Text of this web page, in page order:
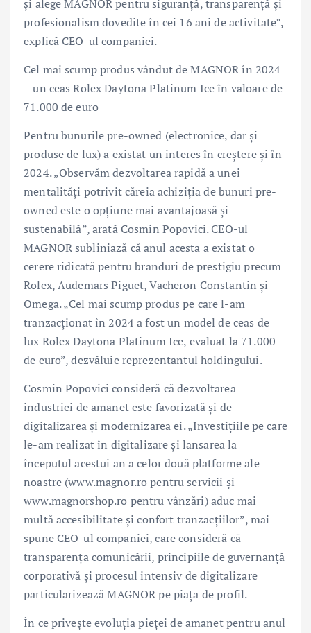
și alege MAGNOR pentru siguranță, transparență și
profesionalism dovedite în cei 16 ani de activitate”,
explică CEO-ul companiei.
Cel mai scump produs vândut de MAGNOR în 2024
– un ceas Rolex Daytona Platinum Ice în valoare de
71.000 de euro
Pentru bunurile pre-owned (electronice, dar și
produse de lux) a existat un interes în creștere și în
2024. „Observăm dezvoltarea rapidă a unei
mentalități potrivit căreia achiziția de bunuri pre-
owned este o opțiune mai avantajoasă și
sustenabilă”, arată Cosmin Popovici. CEO-ul
MAGNOR subliniază că anul acesta a existat o
cerere ridicată pentru branduri de prestigiu precum
Rolex, Audemars Piguet, Vacheron Constantin și
Omega. „Cel mai scump produs pe care l-am
tranzacționat în 2024 a fost un model de ceas de
lux Rolex Daytona Platinum Ice, evaluat la 71.000
de euro”, dezvăluie reprezentantul holdingului.
Cosmin Popovici consideră că dezvoltarea
industriei de amanet este favorizată și de
digitalizarea și modernizarea ei. „Investițiile pe care
le-am realizat în digitalizare și lansarea la
începutul acestui an a celor două platforme ale
noastre (www.magnor.ro pentru servicii și
www.magnorshop.ro pentru vânzări) aduc mai
multă accesibilitate și confort tranzacțiilor”, mai
spune CEO-ul companiei, care consideră că
transparența comunicării, principiile de guvernanță
corporativă și procesul intensiv de digitalizare
particularizează MAGNOR pe piața de profil.
În ce privește evoluția pieței de amanet pentru anul